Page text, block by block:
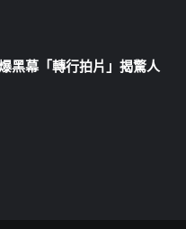
黑幕「轉行拍片」揭驚人